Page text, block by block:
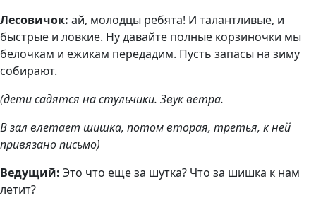
Лесовичок: ай, молодцы ребята! И талантливые, и
быстрые и ловкие. Ну давайте полные корзиночки мы
белочкам и ежикам передадим. Пусть запасы на зиму
собирают.
(дети садятся на стульчики. Звук ветра.
В зал влетает шишка, потом вторая, третья, к ней
привязано письмо)
Ведущий: Это что еще за шутка? Что за шишка к нам
летит?